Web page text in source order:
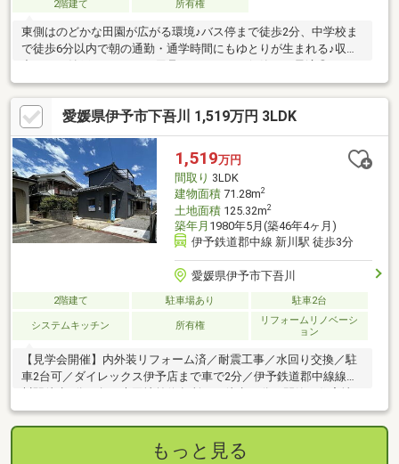
2階建て 所有権
東側はのどかな田園が広がる環境♪バス停まで徒歩2分、中学校ま
で徒歩6分以内で朝の通勤・通学時間にもゆとりが生まれる♪収納
愛媛県伊予市下吾川 1,519万円 3LDK
1,519万円
間取り 3LDK
建物面積71.28m2
土地面積125.32m2
築年月 1980年5月(築46年4ヶ月)
伊予鉄道郡中線 新川駅 徒歩3分
愛媛県伊予市下吾川
2階建て 駐車場あり 駐車2台
システムキッチン 所有権
リフォームリノベーシ
ョン
【見学会開催】内外装リフォーム済／耐震工事／水回り交換／駐
車2台可／ダイレックス伊予店まで車で2分／伊予鉄道郡中線線新
／新川海水浴場ま
もっと見る